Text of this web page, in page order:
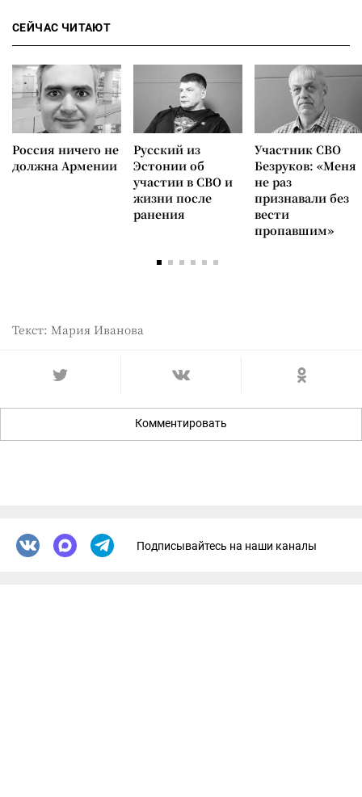
СЕЙЧАС ЧИТАЮТ
Россия ничего не
должна Армении
Русский из
Эстонии об
участии в СВО и
жизни после
ранения
Участник СВО
Безруков: «Меня
не раз
признавали без
вести
пропавшим»
Текст: Мария Иванова
Комментировать
Подписывайтесь на наши каналы